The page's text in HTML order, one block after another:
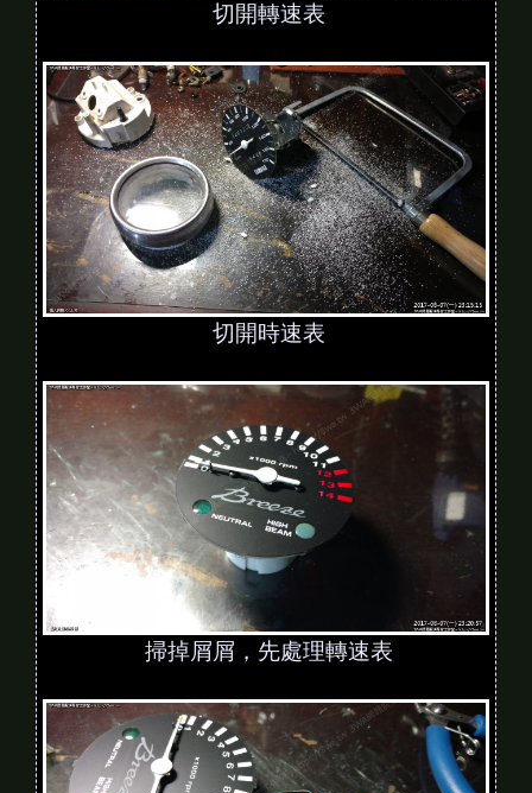
切開轉速表
切開時速表
掃掉屑屑，先處理轉速表